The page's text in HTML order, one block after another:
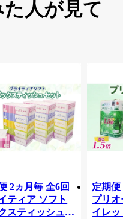
人が見て
2ヵ月毎 全6回
ティア ソフト
スティッシュ
定期便
プリ
イレッ